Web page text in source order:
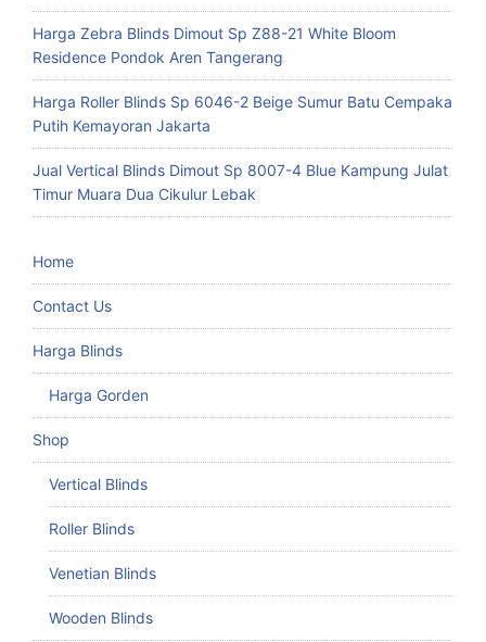
Harga Zebra Blinds Dimout Sp Z88-21 White Bloom
Residence Pondok Aren Tangerang
Harga Roller Blinds Sp 6046-2 Beige Sumur Batu Cempaka
Putih Kemayoran Jakarta
Jual Vertical Blinds Dimout Sp 8007-4 Blue Kampung Julat
Timur Muara Dua Cikulur Lebak
Home
Contact Us
Harga Blinds
Harga Gorden
Shop
Vertical Blinds
Roller Blinds
Venetian Blinds
Wooden Blinds